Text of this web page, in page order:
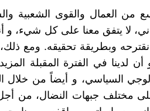
من العمال والقوى الشعبية
لا يتفق معنا على كل شيء، و
وبطريقة تحقيقه. ومع ذلك،
و أن لدينا في الفترة المقبلة
السياسي، و أيضاً من
مختلف جبهات النضال، من أجل